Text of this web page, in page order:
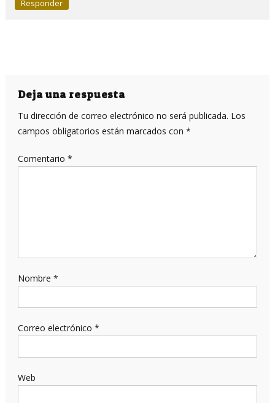
Responder
Deja una respuesta
Tu dirección de correo electrónico no será publicada. Los
campos obligatorios están marcados con *
Comentario *
Nombre *
Correo electrónico *
Web